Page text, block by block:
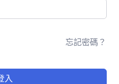
忘記密碼？
入